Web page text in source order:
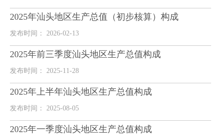
2025年汕头地区生产总值（初步核算）构成
发布时间： 2026-02-13
2025年前三季度汕头地区生产总值构成
发布时间： 2025-11-28
2025年上半年汕头地区生产总值构成
发布时间： 2025-08-05
2025年一季度汕头地区生产总值构成